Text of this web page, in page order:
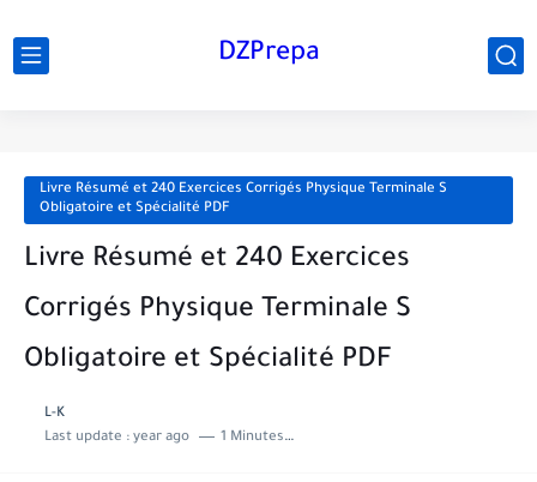
DZPrepa
Livre Résumé et 240 Exercices Corrigés Physique Terminale S
Obligatoire et Spécialité PDF
Livre Résumé et 240 Exercices
Corrigés Physique Terminale S
Obligatoire et Spécialité PDF
L-K
Last update : year ago 1 Minutes to read